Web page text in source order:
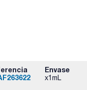
Envase
x1mL